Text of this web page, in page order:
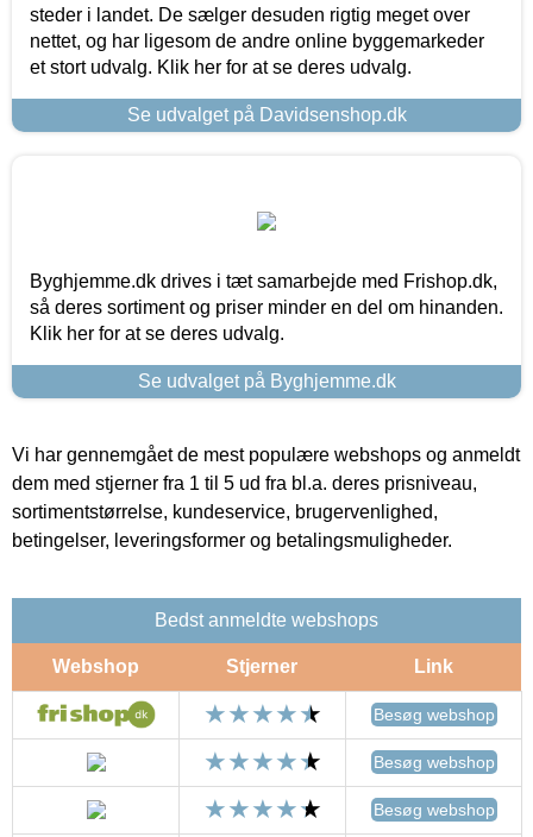
steder i landet. De sælger desuden rigtig meget over
nettet, og har ligesom de andre online byggemarkeder
et stort udvalg. Klik her for at se deres udvalg.
Se udvalget på Davidsenshop.dk
Byghjemme.dk drives i tæt samarbejde med Frishop.dk,
så deres sortiment og priser minder en del om hinanden.
Klik her for at se deres udvalg.
Se udvalget på Byghjemme.dk
Vi har gennemgået de mest populære webshops og anmeldt
dem med stjerner fra 1 til 5 ud fra bl.a. deres prisniveau,
sortimentstørrelse, kundeservice, brugervenlighed,
betingelser, leveringsformer og betalingsmuligheder.
Bedst anmeldte webshops
Webshop Stjerner Link
Besøg webshop
Besøg webshop
Besøg webshop